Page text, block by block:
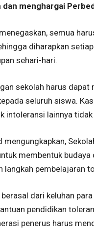
menghargai
semua
diharapkan
sehari-hari.
sekolah harus
seluruh siswa.
intoleransi lainnya
mengungkapkan,
membentuk
langkah pembelajaran
dari keluhan
pendidikan
penerus harus